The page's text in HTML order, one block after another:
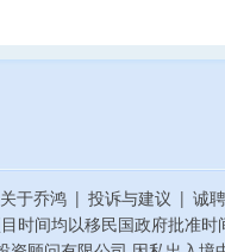
关于乔鸿 | 投诉与建议 | 诚
时间均以移民国政府批准